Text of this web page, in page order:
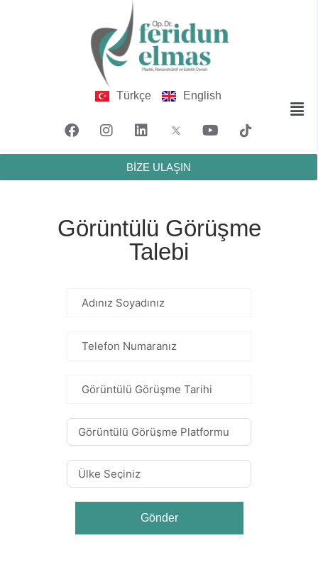
Türkçe English
BİZE ULAŞIN
Görüntülü Görüşme
Talebi
Gönder